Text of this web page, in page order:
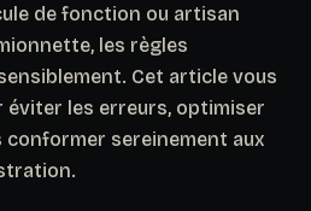
de fonction ou artisan
les règles
Cet article vous
éviter les erreurs, optimiser
sereinement aux